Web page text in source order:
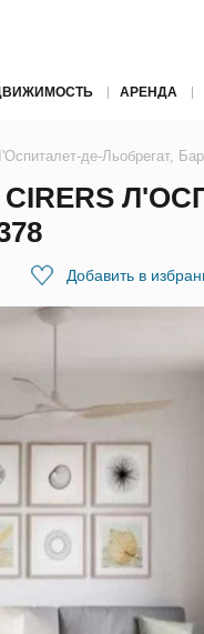
АРЕНДА
де-Льобрегат,
Добавить в